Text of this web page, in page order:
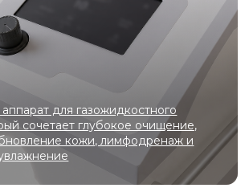
инъекционные
технологии
шрамов, рубцов,
изменений